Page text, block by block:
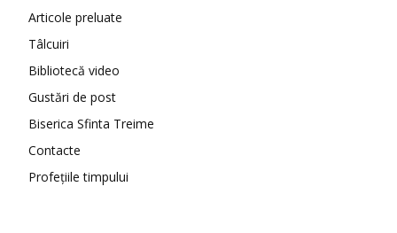
Articole preluate
Tâlcuiri
Bibliotecă video
Gustări de post
Biserica Sfinta Treime
Contacte
Profețiile timpului